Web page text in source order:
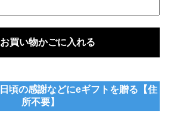
お買い物かごに入れる